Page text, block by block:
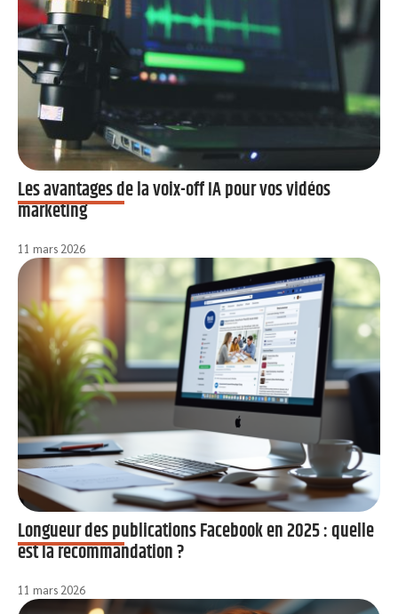
Les avantages de la voix-off IA pour vos vidéos
marketing
11 mars 2026
Longueur des publications Facebook en 2025 : quelle
est la recommandation ?
11 mars 2026